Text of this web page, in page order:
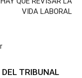
VIDA LABORAL
DEL TRIBUNAL